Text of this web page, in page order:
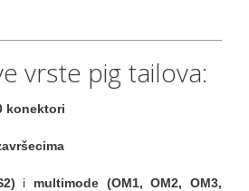
vrste pig tailova:
konektori
i multimode (OM1, OM2, OM3,